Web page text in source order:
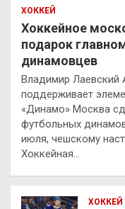
ХОККЕЙ
Хоккейное
подарок
динамовцев
Владимир Лаевский
поддерживает
«Динамо» Москва
футбольных
июля, чешскому
Хоккейная…
ХОККЕЙ